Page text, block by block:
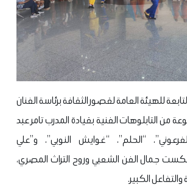
للهيئة العامة لقصور الثقافة برئاسة الفنان
التابلوهات الفنية بقيادة المدرب تامر عبد
“الحلم”، “غوايش النوبي”، و”علي
جمال الفن الشعبي وروح التراث المصري،
الكبير.